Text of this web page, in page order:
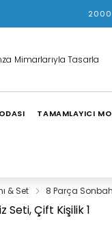
Mimarlarıyla Tasarla
TAMAMLAYICI
& Set 8 Parça